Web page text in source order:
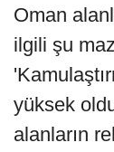
Oman
ilgili şu
yüksek
alanların